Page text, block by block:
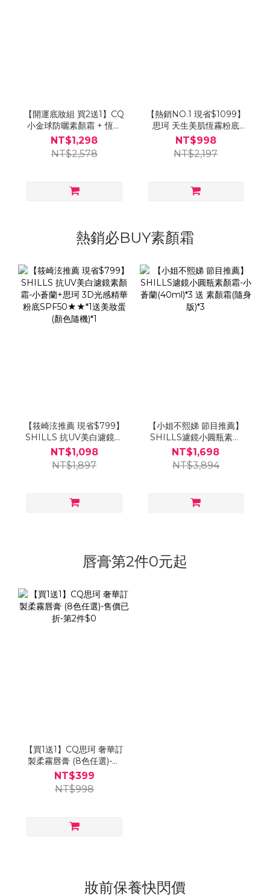
【開運底妝組 買2送1】CQ
小金球防曬素顏霜 + 恆霧
粉底 送「玫瑰油漆粉底
刷」-小姐不熙娣推薦
NT$1,298
NT$2,578
【熱銷NO.1 現省$1099】
思珂 天生美肌恆霧粉底
+全能極淨玫瑰潔顏乳 送
「玫瑰油漆粉底刷」-蘿莉
塔推薦
NT$998
NT$2,197
熱銷必BUY素顏霜
【筱崎泫推薦 現省$799】
SHILLS 抗UV美白濾鏡素
顏霜-小蒼蘭+思珂 3D光感
精華粉底SPF50★★*1送
美妝蛋(顏色隨機)*1
NT$1,098
NT$1,897
【小姐不熙娣 節目推薦】
SHILLS濾鏡小圓瓶素顏
霜-小蒼蘭(40ml)*3 送 素
顏霜(隨身版)*3
NT$1,698
NT$3,894
唇膏第2件0元起
【買1送1】CQ思珂 奢華訂
製柔霧唇膏 (8色任選)-售
價已折-第2件$0
NT$399
NT$998
妝前保養快閃價